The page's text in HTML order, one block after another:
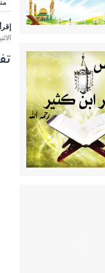
الاثنين 28 محرم 1448 هـ